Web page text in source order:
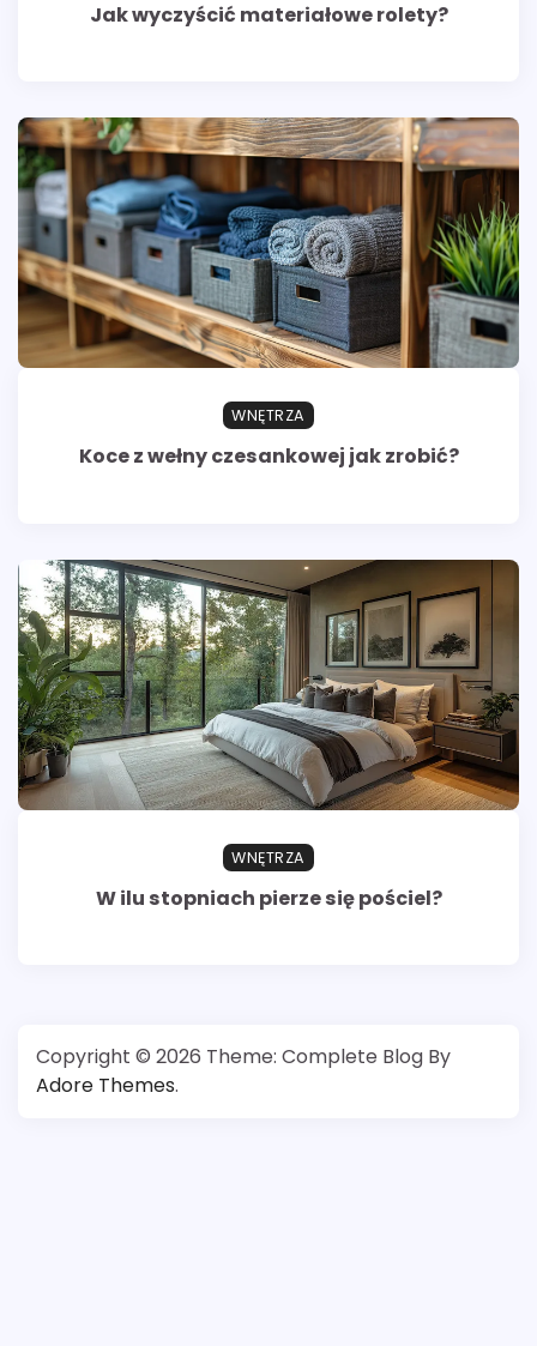
Jak wyczyścić materiałowe rolety?
WNĘTRZA
Koce z wełny czesankowej jak zrobić?
WNĘTRZA
W ilu stopniach pierze się pościel?
Copyright © 2026 Theme: Complete Blog By
Adore Themes.